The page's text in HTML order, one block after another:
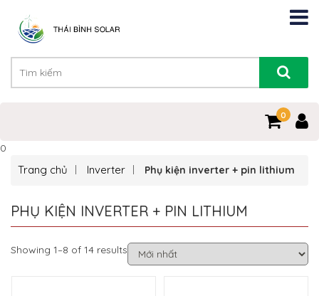
0
0
Trang chủ Inverter Phụ kiện inverter + pin lithium
PHỤ KIỆN INVERTER + PIN LITHIUM
Showing 1–8 of 14 results